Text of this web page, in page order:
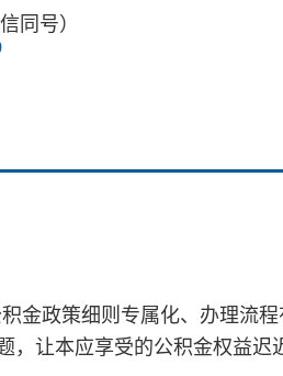
同号）
金政策细则专属化、办理流
让本应享受的公积金权益迟